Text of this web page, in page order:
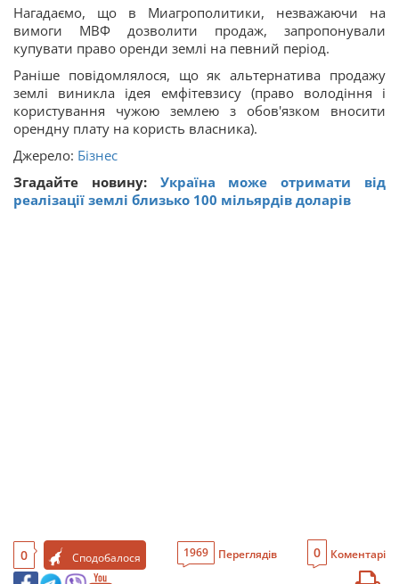
Нагадаємо, що в Миагрополитики, незважаючи на
вимоги МВФ дозволити продаж, запропонували
купувати право оренди землі на певний період.
Раніше повідомлялося, що як альтернатива продажу
землі виникла ідея емфітевзису (право володіння і
користування чужою землею з обов'язком вносити
орендну плату на користь власника).
Джерело: Бізнес
Згадайте новину: Україна може отримати від
реалізації землі близько 100 мільярдів доларів
0 Сподобалося 1969 Переглядів 0 Коментарі